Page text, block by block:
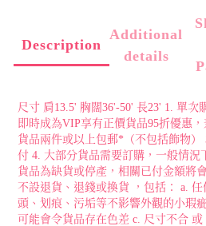
Description
Additional
details
尺寸 肩13.5' 胸闊36'-50' 長23' 1. 單次
即時成為VIP享有正價貨品95折優惠
貨品兩件或以上包郵*（不包括飾物）
付 4. 大部分貨品需要訂購，一般情況
貨品為缺貨或停產，相關已付金額將
不設退貨、退錢或換貨 ，包括： a.
頭、划痕、污垢等不影響外觀的小瑕
可能會令貨品存在色差 c. 尺寸不合